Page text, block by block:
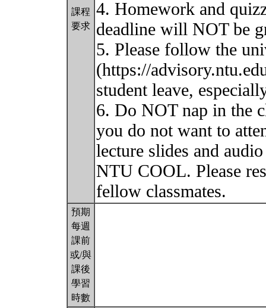
課程
要求
4. Homework and
deadline will NOT be
5. Please follow the
(https://
student leave,
6. Do NOT nap in the
you do not want to
lecture slides and
NTU COOL. Please
fellow classmates.
預期
每週
課前
或/與
課後
學習
時數